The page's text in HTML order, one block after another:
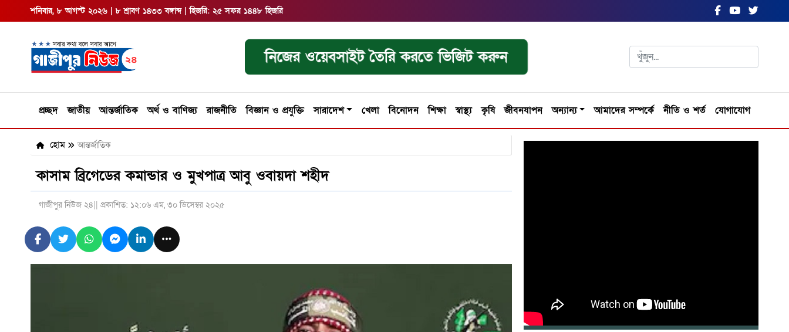
শনিবার, ৮ আগস্ট ২০২৬ | ৮ শ্রাবণ ১৪৩৩ বঙ্গাব্দ | হিজরি: ২৫ সফর ১৪৪৮ হিজরি
নিজের ওয়েবসাইট তৈরি করতে ভিজিট করুন
প্রচ্ছদ জাতীয় আন্তর্জাতিক অর্থ ও বাণিজ্য রাজনীতি বিজ্ঞান ও প্রযুক্তি সারাদেশ খেলা বিনোদন শিক্ষা স্বাস্থ্য কৃষি জীবনযাপন অন্যান্য আমাদের সম্পর্কে নীতি ও শর্ত যোগাযোগ
হোম আন্তর্জাতিক
কাসাম ব্রিগেডের কমান্ডার ও মুখপাত্র আবু ওবায়দা শহীদ
গাজীপুর নিউজ ২৪|| প্রকাশিত: ১২:০৬ এম, ৩০ ডিসেম্বর ২০২৫